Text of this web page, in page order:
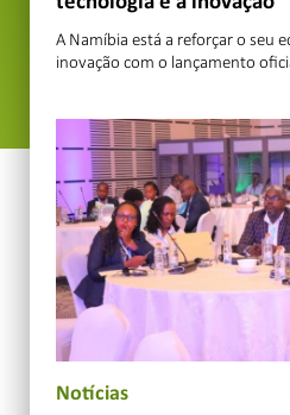
A Namíbia está a reforçar o seu
inovação com o lançamento
Notícias